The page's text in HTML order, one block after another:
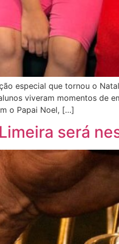
especial que tornou o
viveram momentos de
o Papai Noel, […]
será